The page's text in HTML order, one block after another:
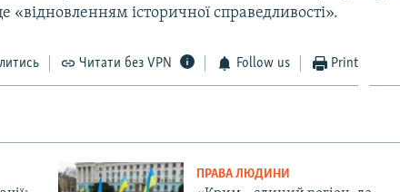
«відновленням історичної справедливості».
Читати без VPN Follow us Print
ПРАВА ЛЮДИНИ